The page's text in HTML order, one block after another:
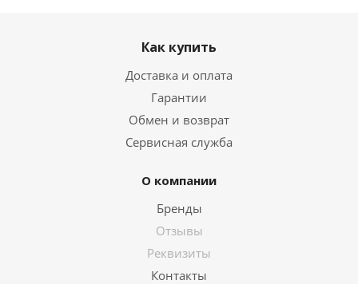
Как купить
Доставка и оплата
Гарантии
Обмен и возврат
Сервисная служба
О компании
Бренды
Отзывы
Реквизиты
Контакты